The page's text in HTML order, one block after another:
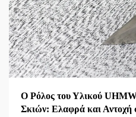
Ο Ρόλος του Υλικού
Σκιών: Ελαφρά και Αντοχή